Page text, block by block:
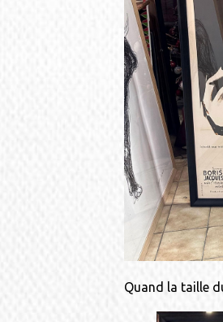
Quand la taille